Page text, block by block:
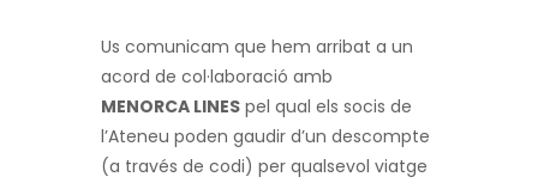
Us comunicam que hem arribat a un
acord de col·laboració amb
MENORCA LINES pel qual els socis de
l’Ateneu poden gaudir d’un descompte
(a través de codi) per qualsevol viatge